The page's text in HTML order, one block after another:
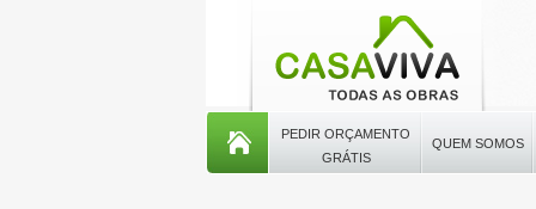
PEDIR ORÇAMENTO
GRÁTIS
QUEM SOMOS